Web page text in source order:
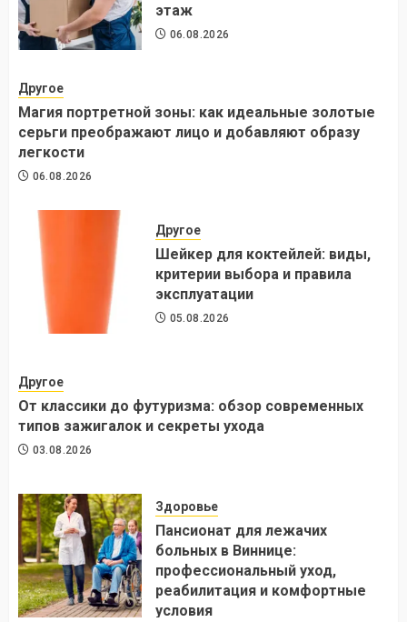
этаж
06.08.2026
Другое
Магия портретной зоны: как идеальные золотые
серьги преображают лицо и добавляют образу
легкости
06.08.2026
Другое
Шейкер для коктейлей: виды,
критерии выбора и правила
эксплуатации
05.08.2026
Другое
От классики до футуризма: обзор современных
типов зажигалок и секреты ухода
03.08.2026
Здоровье
Пансионат для лежачих
больных в Виннице:
профессиональный уход,
реабилитация и комфортные
условия